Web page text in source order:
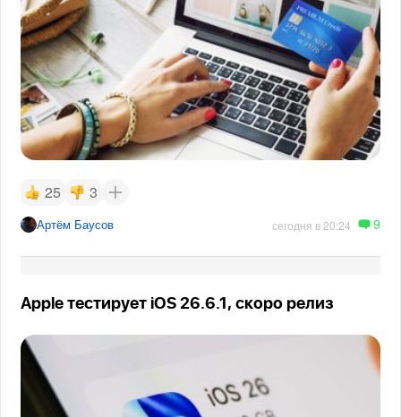
25 3
Артём Баусов сегодня в 20:24 9
Apple тестирует iOS 26.6.1, скоро релиз